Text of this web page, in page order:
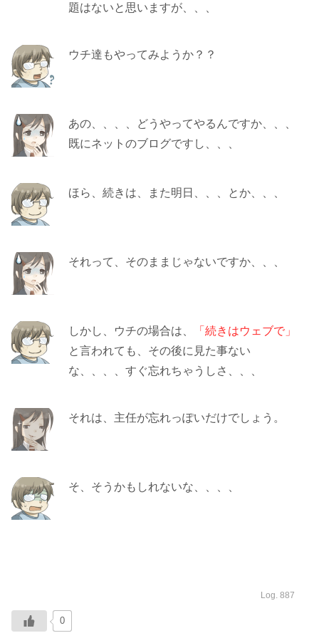
題はないと思いますが、、、
ウチ達もやってみようか？？
あの、、、、どうやってやるんですか、、、
既にネットのブログですし、、、
ほら、続きは、また明日、、、とか、、、
それって、そのままじゃないですか、、、
しかし、ウチの場合は、
「続きはウェブで」
と言われても、その後に見た事ない
な、、、、すぐ忘れちゃうしさ、、、
それは、主任が忘れっぽいだけでしょう。
そ、そうかもしれないな、、、、
Log. 887
0